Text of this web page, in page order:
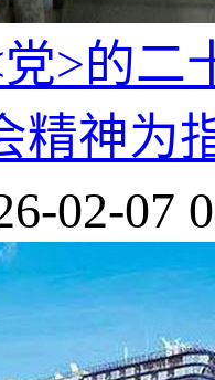
>的二
精神为
02-07